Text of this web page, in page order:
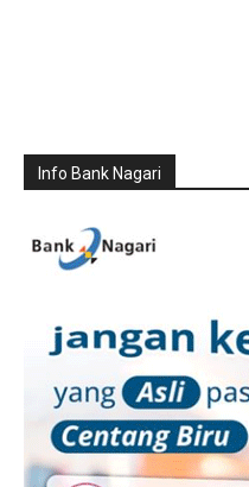
Info Bank Nagari